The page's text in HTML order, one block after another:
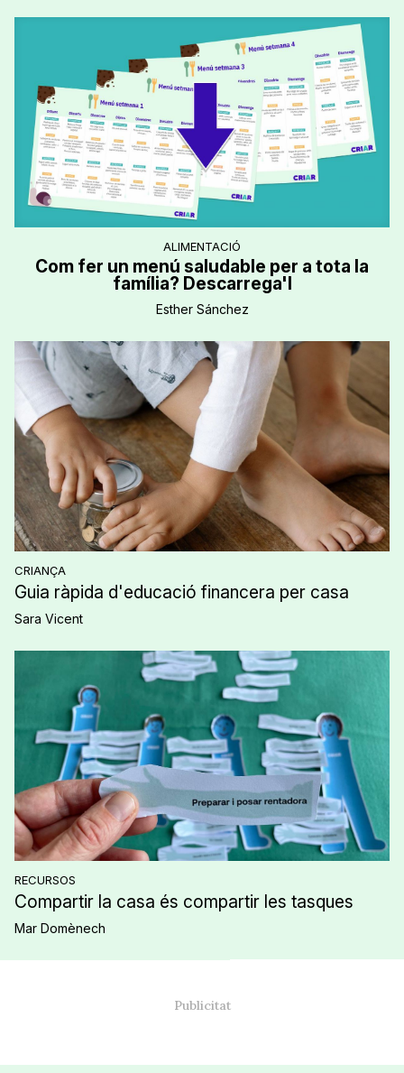
CRIANÇA
Guia ràpida d'educació financera per casa
Sara Vicent
RECURSOS
Compartir la casa és compartir les tasques
Mar Domènech
ALIMENTACIÓ
Com fer un menú saludable per a tota la
família? Descarrega'l
Esther Sánchez